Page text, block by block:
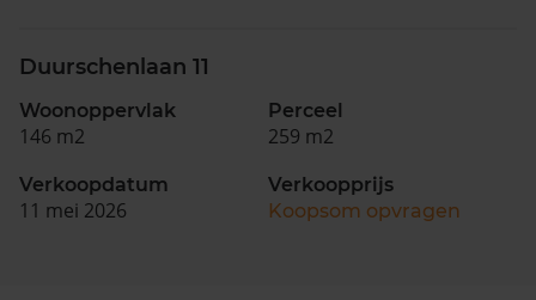
Duurschenlaan 11
Woonoppervlak
146 m2
Perceel
259 m2
Verkoopdatum
11 mei 2026
Verkoopprijs
Koopsom opvragen